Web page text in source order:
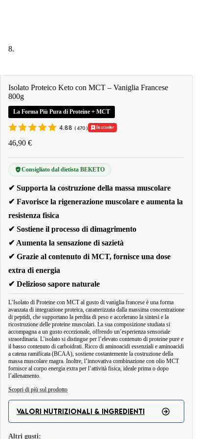
Isolato Proteico Keto con MCT – Vaniglia Francese
800g
La Forma Più Pura di Proteine + MCT
4.88 ( 470 ) Bestseller
46,90 €
Consigliato dal dietista BEKETO
✔ Supporta la costruzione della massa muscolare
✔ Favorisce la rigenerazione muscolare e aumenta la
resistenza fisica
✔ Sostiene il processo di dimagrimento
✔ Aumenta la sensazione di sazietà
✔ Grazie al contenuto di MCT, fornisce una dose
extra di energia
✔ Delizioso sapore naturale
L’Isolato di Proteine con MCT al gusto di vaniglia francese è una forma
avanzata di integrazione proteica, caratterizzata dalla massima concentrazione
di peptidi, che supportano la perdita di peso e accelerano la sintesi e la
ricostruzione delle proteine muscolari. La sua composizione studiata si
accompagna a un gusto eccezionale, offrendo un’esperienza sensoriale
straordinaria. L’isolato si distingue per l’elevato contenuto di proteine pure e
il basso contenuto di carboidrati. Ricco di aminoacidi essenziali e aminoacidi
a catena ramificata (BCAA), sostiene costantemente la costruzione della
massa muscolare magra. Inoltre, l’innovativa combinazione con olio MCT
fornisce al corpo energia extra per l’attività fisica, ideale prima o dopo
l’allenamento.
Scopri di più sul prodotto
È importante ricordare che, a differenza di altri mix e polveri, l'isolato di
proteine del siero di latte contiene la quantità più alta di proteine pure e la
VALORI NUTRIZIONALI & INGREDIENTI
Altri gusti: